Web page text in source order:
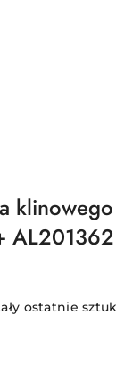
ostatnie